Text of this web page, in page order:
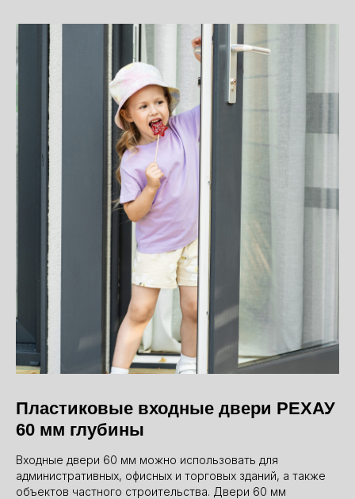
Пластиковые входные двери РЕХАУ
60 мм глубины
Входные двери 60 мм можно использовать для
административных, офисных и торговых зданий, а также
объектов частного строительства. Двери 60 мм